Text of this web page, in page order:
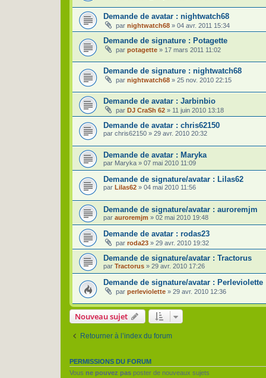
Demande de avatar : nightwatch68
par nightwatch68 » 04 avr. 2011 15:34
Demande de signature : Potagette
par potagette » 17 mars 2011 11:02
Demande de signature : nightwatch68
par nightwatch68 » 25 nov. 2010 22:15
Demande de avatar : Jarbinbio
par DJ CraSh 62 » 11 juin 2010 13:18
Demande de avatar : chris62150
par chris62150 » 29 avr. 2010 20:32
Demande de avatar : Maryka
par Maryka » 07 mai 2010 11:09
Demande de signature/avatar : Lilas62
par Lilas62 » 04 mai 2010 11:56
Demande de signature/avatar : auroremjm
par auroremjm » 02 mai 2010 19:48
Demande de avatar : rodas23
par roda23 » 29 avr. 2010 19:32
Demande de signature/avatar : Tractorus
par Tractorus » 29 avr. 2010 17:26
Demande de signature/avatar : Perleviolette
par perleviolette » 29 avr. 2010 12:36
Nouveau sujet
Retourner à l’index du forum
PERMISSIONS DU FORUM
Vous ne pouvez pas poster de nouveaux sujets